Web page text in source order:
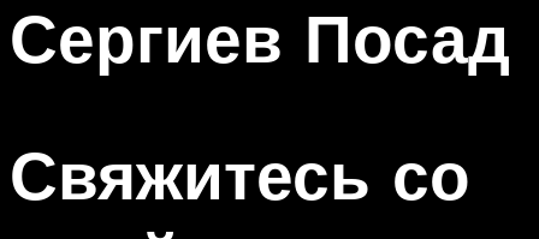
Сергиев Посад
Свяжитесь со